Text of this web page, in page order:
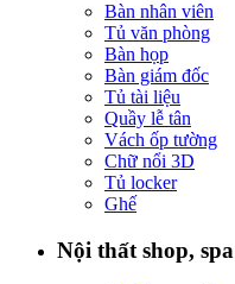
Bàn nhân viên
Tủ văn phòng
Bàn họp
Bàn giám đốc
Tủ tài liệu
Quầy lễ tân
Vách ốp tường
Chữ nổi 3D
Tủ locker
Ghế
Nội thất shop, spa